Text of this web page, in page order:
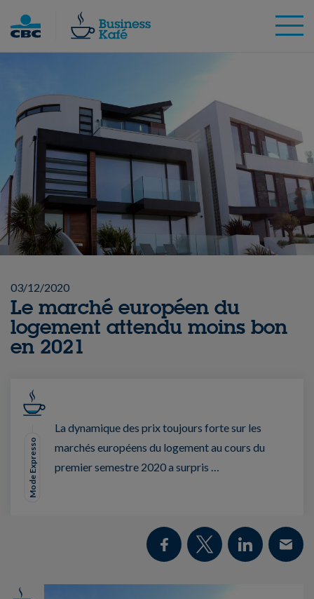
03/12/2020
Le marché européen du
logement attendu moins bon
en 2021
Mode Expresso
La dynamique des prix toujours forte sur les
marchés européens du logement au cours du
premier semestre 2020 a surpris …